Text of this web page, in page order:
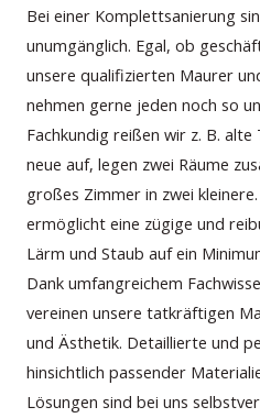
Bei einer Komplettsanierung
unumgänglich. Egal, ob
unsere qualifizierten Maurer
nehmen gerne jeden noch so
Fachkundig reißen wir z. B.
neue auf, legen zwei Räume
großes Zimmer in zwei
ermöglicht eine zügige und
Lärm und Staub auf ein
Dank umfangreichem
vereinen unsere tatkräftigen
und Ästhetik. Detaillierte und
hinsichtlich passender
Lösungen sind bei uns